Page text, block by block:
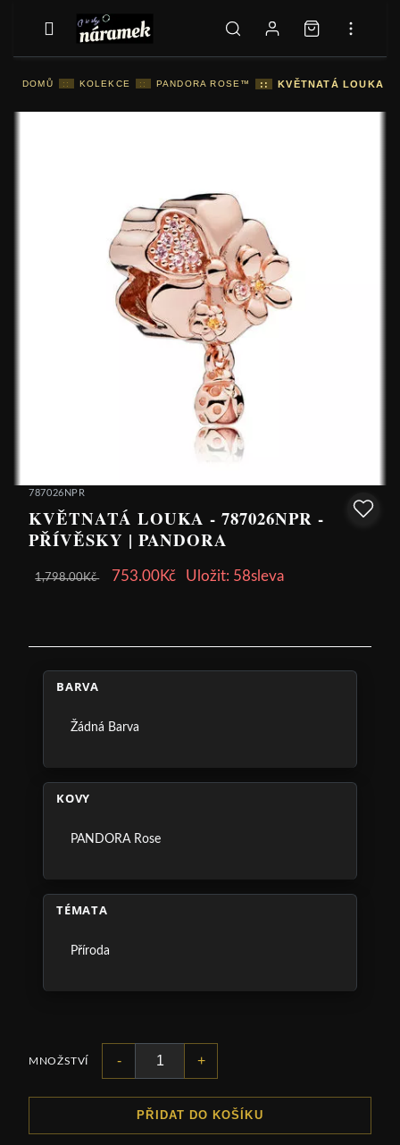
DOMŮ :: KOLEKCE :: PANDORA ROSE™ :: KVĚTNATÁ LOUKA -
787026NPR
KVĚTNATÁ LOUKA - 787026NPR -
PŘÍVĚSKY | PANDORA
1,798.00Kč 753.00Kč Uložit: 58sleva
BARVA
Žádná Barva
KOVY
PANDORA Rose
TÉMATA
Příroda
MNOŽSTVÍ - +
PŘIDAT DO KOŠÍKU